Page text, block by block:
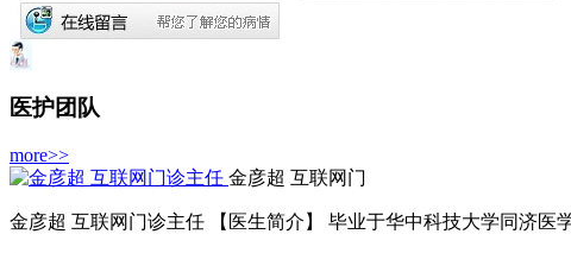
医护团队
more>>
金彦超 互联网门
金彦超 互联网门诊主任 【医生简介】 毕业于华中科技大学同济医